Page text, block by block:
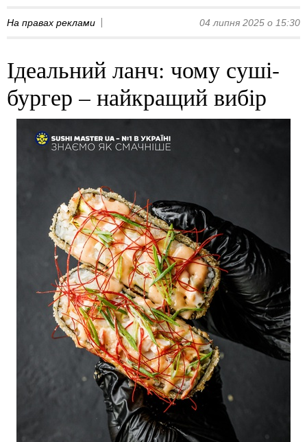
На правах реклами 04 липня 2025 о 15:30
Ідеальний ланч: чому суші-
бургер – найкращий вибір